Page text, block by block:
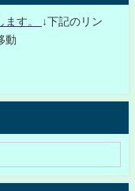
ます。
↓下記のリン
動